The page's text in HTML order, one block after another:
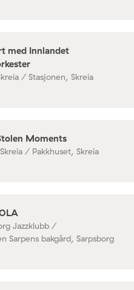
med Innlandet
/ Stasjonen, Skreia
Moments
/ Pakkhuset, Skreia
Jazzklubb /
Sarpens bakgård, Sarpsborg